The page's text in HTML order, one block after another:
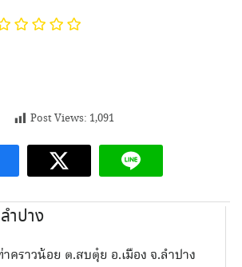
Post Views: 1,091
ำปาง
คราวน้อย ต.สบตุ๋ย อ.เมือง จ.ลำปาง